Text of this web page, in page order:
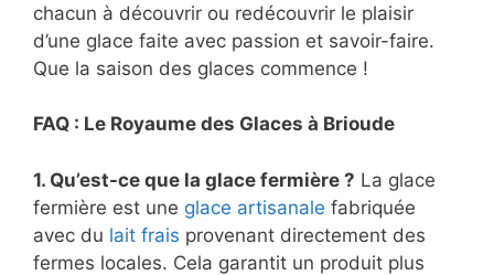
chacun à découvrir ou redécouvrir le plaisir
d’une glace faite avec passion et savoir-faire.
Que la saison des glaces commence !
FAQ : Le Royaume des Glaces à Brioude
1. Qu’est-ce que la glace fermière ? La glace
fermière est une glace artisanale fabriquée
avec du lait frais provenant directement des
fermes locales. Cela garantit un produit plus